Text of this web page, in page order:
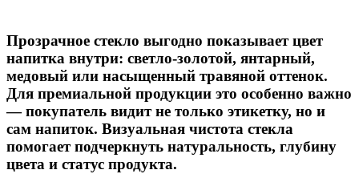
Прозрачное стекло выгодно показывает цвет
напитка внутри: светло-золотой, янтарный,
медовый или насыщенный травяной оттенок.
Для премиальной продукции это особенно важно
— покупатель видит не только этикетку, но и
сам напиток. Визуальная чистота стекла
помогает подчеркнуть натуральность, глубину
цвета и статус продукта.